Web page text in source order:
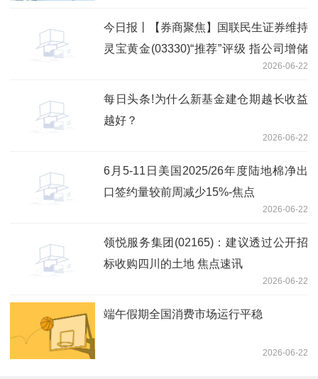
今日报丨【券商聚焦】国联民生证券维持
灵宝黄金(03330)“推荐”评级 指公司增储
2026-06-22
每日头条!为什么新基金建仓期越长收益
越好？
2026-06-22
6月5-11日美国2025/26年度陆地棉净出
口签约量较前周减少15%-焦点
2026-06-22
领悦服务集团(02165)：建议透过公开招
标收购四川的土地 焦点速讯
2026-06-22
端午假期全国消费市场运行平稳
2026-06-22